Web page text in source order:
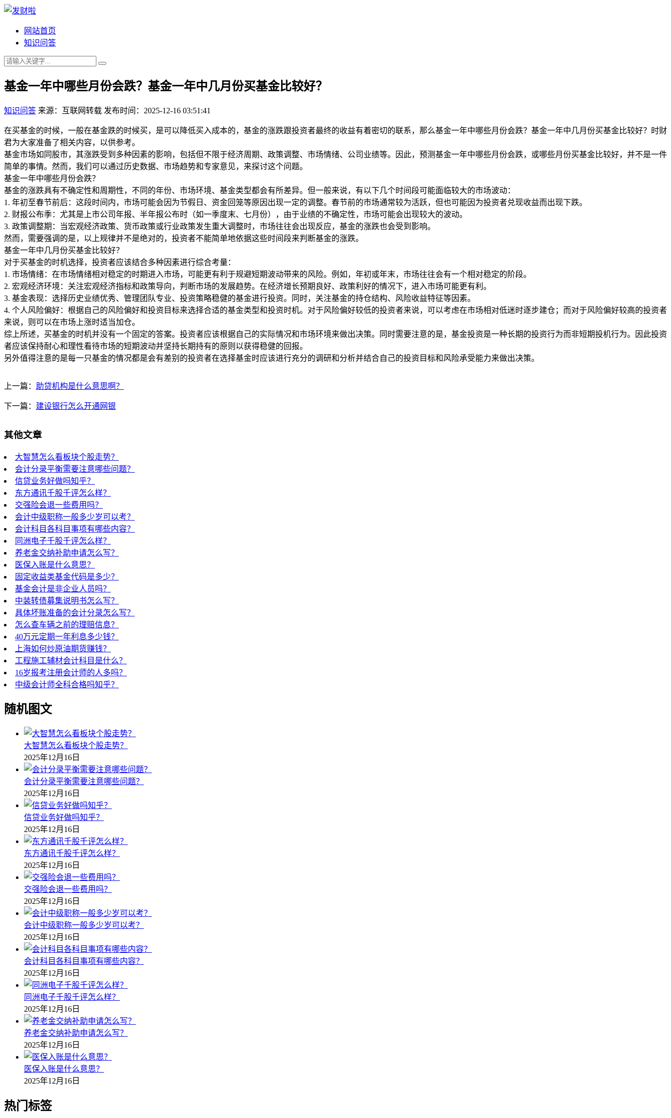
网站首页
知识问答
基金一年中哪些月份会跌？基金一年中几月份买基金比较好？
知识问答 来源：互联网转载 发布时间：2025-12-16 03:51:41
在买基金的时候，一般在基金跌的时候买，是可以降低买入成本的，基金的涨跌跟投资者最终的收益有着密切的联系，那么基金一年中哪些月份会跌？基金一年中几月份买基金比较好？时财
君为大家准备了相关内容，以供参考。
基金市场如同股市，其涨跌受到多种因素的影响，包括但不限于经济周期、政策调整、市场情绪、公司业绩等。因此，预测基金一年中哪些月份会跌，或哪些月份买基金比较好，并不是一件
简单的事情。然而，我们可以通过历史数据、市场趋势和专家意见，来探讨这个问题。
基金一年中哪些月份会跌？
基金的涨跌具有不确定性和周期性，不同的年份、市场环境、基金类型都会有所差异。但一般来说，有以下几个时间段可能面临较大的市场波动：
1. 年初至春节前后：这段时间内，市场可能会因为节假日、资金回笼等原因出现一定的调整。春节前的市场通常较为活跃，但也可能因为投资者兑现收益而出现下跌。
2. 财报公布季：尤其是上市公司年报、半年报公布时（如一季度末、七月份），由于业绩的不确定性，市场可能会出现较大的波动。
3. 政策调整期：当宏观经济政策、货币政策或行业政策发生重大调整时，市场往往会出现反应，基金的涨跌也会受到影响。
然而，需要强调的是，以上规律并不是绝对的，投资者不能简单地依据这些时间段来判断基金的涨跌。
基金一年中几月份买基金比较好？
对于买基金的时机选择，投资者应该结合多种因素进行综合考量：
1. 市场情绪：在市场情绪相对稳定的时期进入市场，可能更有利于规避短期波动带来的风险。例如，年初或年末，市场往往会有一个相对稳定的阶段。
2. 宏观经济环境：关注宏观经济指标和政策导向，判断市场的发展趋势。在经济增长预期良好、政策利好的情况下，进入市场可能更有利。
3. 基金表现：选择历史业绩优秀、管理团队专业、投资策略稳健的基金进行投资。同时，关注基金的持仓结构、风险收益特征等因素。
4. 个人风险偏好：根据自己的风险偏好和投资目标来选择合适的基金类型和投资时机。对于风险偏好较低的投资者来说，可以考虑在市场相对低迷时逐步建仓；而对于风险偏好较高的投资者
来说，则可以在市场上涨时适当加仓。
综上所述，买基金的时机并没有一个固定的答案。投资者应该根据自己的实际情况和市场环境来做出决策。同时需要注意的是，基金投资是一种长期的投资行为而非短期投机行为。因此投资
者应该保持耐心和理性看待市场的短期波动并坚持长期持有的原则以获得稳健的回报。
另外值得注意的是每一只基金的情况都是会有差别的投资者在选择基金时应该进行充分的调研和分析并结合自己的投资目标和风险承受能力来做出决策。
上一篇： 助贷机构是什么意思啊？
下一篇： 建设银行怎么开通网银
其他文章
大智慧怎么看板块个股走势？
会计分录平衡需要注意哪些问题？
信贷业务好做吗知乎？
东方通讯千股千评怎么样？
交强险会退一些费用吗？
会计中级职称一般多少岁可以考？
会计科目各科目事项有哪些内容？
同洲电子千股千评怎么样？
养老金交纳补助申请怎么写？
医保入账是什么意思？
固定收益类基金代码是多少？
基金会计是非企业人员吗？
中装转债募集说明书怎么写？
具体坏账准备的会计分录怎么写？
怎么查车辆之前的理赔信息？
40万元定期一年利息多少钱？
上海如何炒原油期货赚钱？
工程施工辅材会计科目是什么？
16岁报考注册会计师的人多吗？
中级会计师全科合格吗知乎？
随机图文
大智慧怎么看板块个股走势？
2025年12月16日
会计分录平衡需要注意哪些问题？
2025年12月16日
信贷业务好做吗知乎？
2025年12月16日
东方通讯千股千评怎么样？
2025年12月16日
交强险会退一些费用吗？
2025年12月16日
会计中级职称一般多少岁可以考？
2025年12月16日
会计科目各科目事项有哪些内容？
2025年12月16日
同洲电子千股千评怎么样？
2025年12月16日
养老金交纳补助申请怎么写？
2025年12月16日
医保入账是什么意思？
2025年12月16日
热门标签